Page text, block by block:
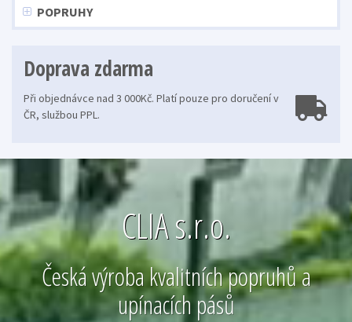
POPRUHY
Doprava zdarma
Při objednávce nad 3 000Kč. Platí pouze pro doručení v
ČR, službou PPL.
CLIA s.r.o.
Česká výroba kvalitních popruhů a
upínacích pásů